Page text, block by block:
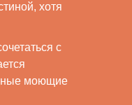
хотя
с
моющие